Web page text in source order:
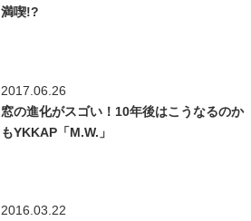
満喫!?
2017.06.26
窓の進化がスゴい！10年後はこうなるのか
もYKKAP「M.W.」
2016.03.22